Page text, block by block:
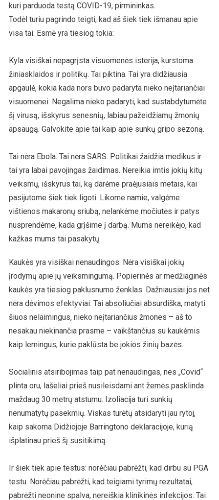
kuri parduoda testą COVID-19, pirmininkas.
Todėl turiu pagrindo teigti, kad aš šiek tiek išmanau apie
visa tai. Esmė yra tiesiog tokia:
Kyla visiškai nepagrįsta visuomenės isterija, kurstoma
žiniasklaidos ir politikų. Tai piktina. Tai yra didžiausia
apgaulė, kokia kada nors buvo padaryta nieko neįtariančiai
visuomenei. Negalima nieko padaryti, kad sustabdytumėte
šį virusą, išskyrus senesnių, labiau pažeidžiamų žmonių
apsaugą. Galvokite apie tai kaip apie sunkų gripo sezoną.
Tai nėra Ebola. Tai nėra SARS. Politikai žaidžia medikus ir
tai yra labai pavojingas žaidimas. Nereikia imtis jokių kitų
veiksmų, išskyrus tai, ką darėme praėjusiais metais, kai
pasijutome šiek tiek ligoti. Likome namie, valgėme
vištienos makaronų sriubą, nelankėme močiutės ir patys
nusprendėme, kada grįšime į darbą. Mums nereikėjo, kad
kažkas mums tai pasakytų.
Kaukės yra visiškai nenaudingos. Nėra visiškai jokių
įrodymų apie jų veiksmingumą. Popierinės ar medžiaginės
kaukės yra tiesiog paklusnumo ženklas. Dažniausiai jos net
nėra dėvimos efektyviai. Tai absoliučiai absurdiška, matyti
šiuos nelaimingus, nieko neįtariančius žmones – aš to
nesakau niekinančia prasme – vaikštančius su kaukėmis
kaip lemingus, kurie paklūsta be jokios žinių bazės.
Socialinis atsiribojimas taip pat nenaudingas, nes „Covid“
plinta oru, lašeliai prieš nusileisdami ant žemės pasklinda
maždaug 30 metrų atstumu. Izoliacija turi sunkių
nenumatytų pasekmių. Viskas turėtų atsidaryti jau rytoj,
kaip sakoma Didžiojoje Barringtono deklaracijoje, kurią
išplatinau prieš šį susitikimą.
Ir šiek tiek apie testus: norėčiau pabrėžti, kad dirbu su PGA
testu. Norėčiau pabrėžti, kad teigiami tyrimų rezultatai,
pabrėžti neonine spalva, nereiškia klinikinės infekcijos. Tai